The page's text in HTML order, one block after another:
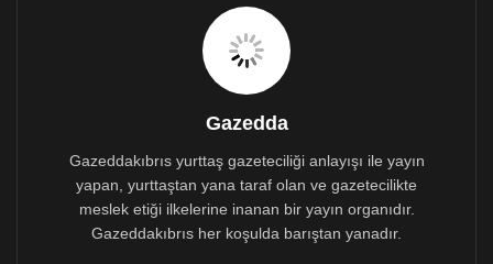
Gazedda
Gazeddakıbrıs yurttaş gazeteciliği anlayışı ile yayın
yapan, yurttaştan yana taraf olan ve gazetecilikte
meslek etiği ilkelerine inanan bir yayın organıdır.
Gazeddakıbrıs her koşulda barıştan yanadır.